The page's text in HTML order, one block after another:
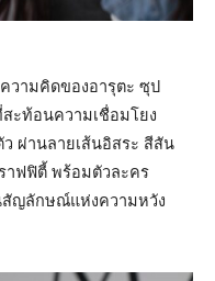
ความคิดของอารุตะ ซุป
ะท้อนความเชื่อมโยง
ผ่านลายเส้นอิสระ สีสัน
าฟฟิตี้ พร้อมตัวละคร
สัญลักษณ์แห่งความหวัง